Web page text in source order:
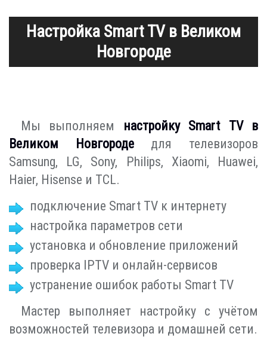
Настройка Smart TV в Великом
Новгороде
Мы выполняем настройку Smart TV в
Великом Новгородедля телевизоров
Samsung, LG, Sony, Philips, Xiaomi, Huawei,
Haier, Hisense и TCL.
подключение Smart TV к интернету
настройка параметров сети
установка и обновление приложений
проверка IPTV и онлайн-сервисов
устранение ошибок работы Smart TV
Мастер выполняет настройку с учётом
возможностей телевизора и домашней сети.